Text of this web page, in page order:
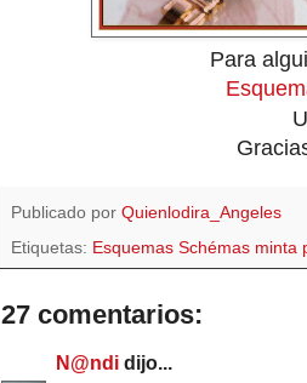
Para
Publicado por Quienlodira_Angeles
Etiquetas: Esquemas Schémas minta
27 comentarios:
N@ndi dijo...